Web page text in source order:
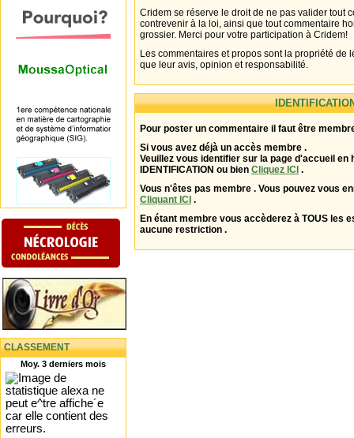
CLASSEMENT
Moy. 3 derniers mois
Cridem se réserve le droit de ne pas valider tout
contrevenir à la loi, ainsi que tout commentaire
grossier. Merci pour votre participation à Cridem!
Les commentaires et propos sont la propriété de
que leur avis, opinion et responsabilité.
Pour poster un commentaire il faut être
Si vous avez déjà un accès membre .
Veuillez vous identifier sur la page d'accueil en
IDENTIFICATION ou bien Cliquez ICI .
Vous n'êtes pas membre . Vous pouvez vous
Cliquant ICI .
En étant membre vous accèderez à TOUS les
aucune restriction .